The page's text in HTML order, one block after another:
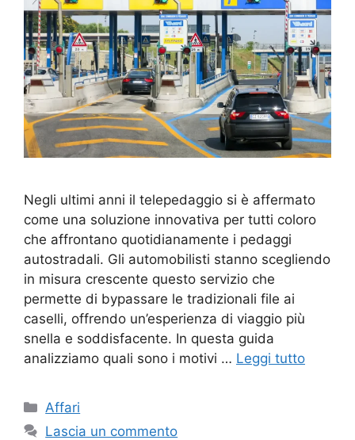
Negli ultimi anni il telepedaggio si è affermato
come una soluzione innovativa per tutti coloro
che affrontano quotidianamente i pedaggi
autostradali. Gli automobilisti stanno scegliendo
in misura crescente questo servizio che
permette di bypassare le tradizionali file ai
caselli, offrendo un’esperienza di viaggio più
snella e soddisfacente. In questa guida
analizziamo quali sono i motivi … Leggi tutto
Categorie
Affari
Lascia un commento